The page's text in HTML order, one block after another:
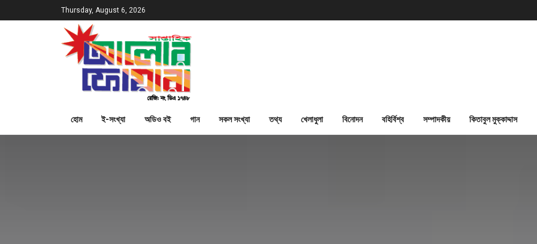
Thursday, August 6, 2026
হোম ই-সংখ্যা অডিও বই গান সকল সংখ্যা তথ্য খেলাধুলা বিনোদন বহির্বিশ্ব সম্পাদকীয় কিতাবুল মুক্কাদ্দাস